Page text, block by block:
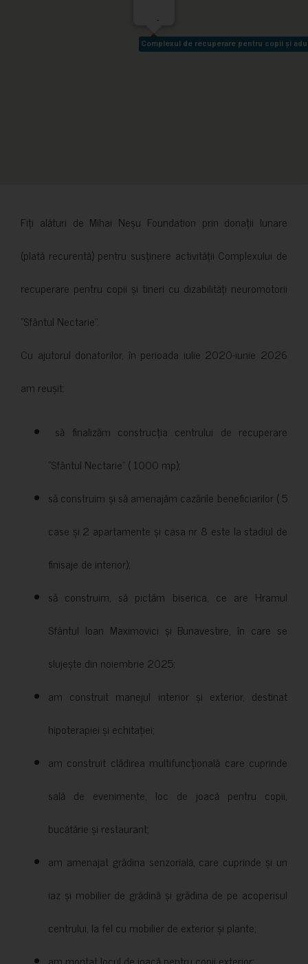
Complexul de recuperare pentru copii și
Complexul de recuperare pentru copii și
-
Fiți alături de Mihai Neșu Foundation prin donații lunare
(plată recurentă) pentru susținere activității Complexului de
recuperare pentru copii și tineri cu dizabilități neuromotorii
”Sfântul Nectarie”.
Cu ajutorul donatorilor, în perioada iulie 2020-iunie 2026
am reușit:
să finalizăm construcția centrului de recuperare
”Sfântul Nectarie” ( 1000 mp);
să construim și să amenajăm cazările beneficiarilor ( 5
case și 2 apartamente și casa nr 8 este la stadiul de
finisaje de interior);
să construim, să pictăm biserica, ce are Hramul
Sfântul Ioan Maximovici și Bunavestire, în care se
slujește din noiembrie 2025;
am construit manejul interior și exterior, destinat
hipoterapiei și echitației;
am construit clădirea multifuncțională care cuprinde
sală de evenimente, loc de joacă pentru copii,
bucătărie și restaurant;
am amenajat grădina senzorială, care cuprinde și un
iaz și mobilier de grădină și grădina de pe acoperisul
centrului, la fel cu mobilier de exterior și plante;